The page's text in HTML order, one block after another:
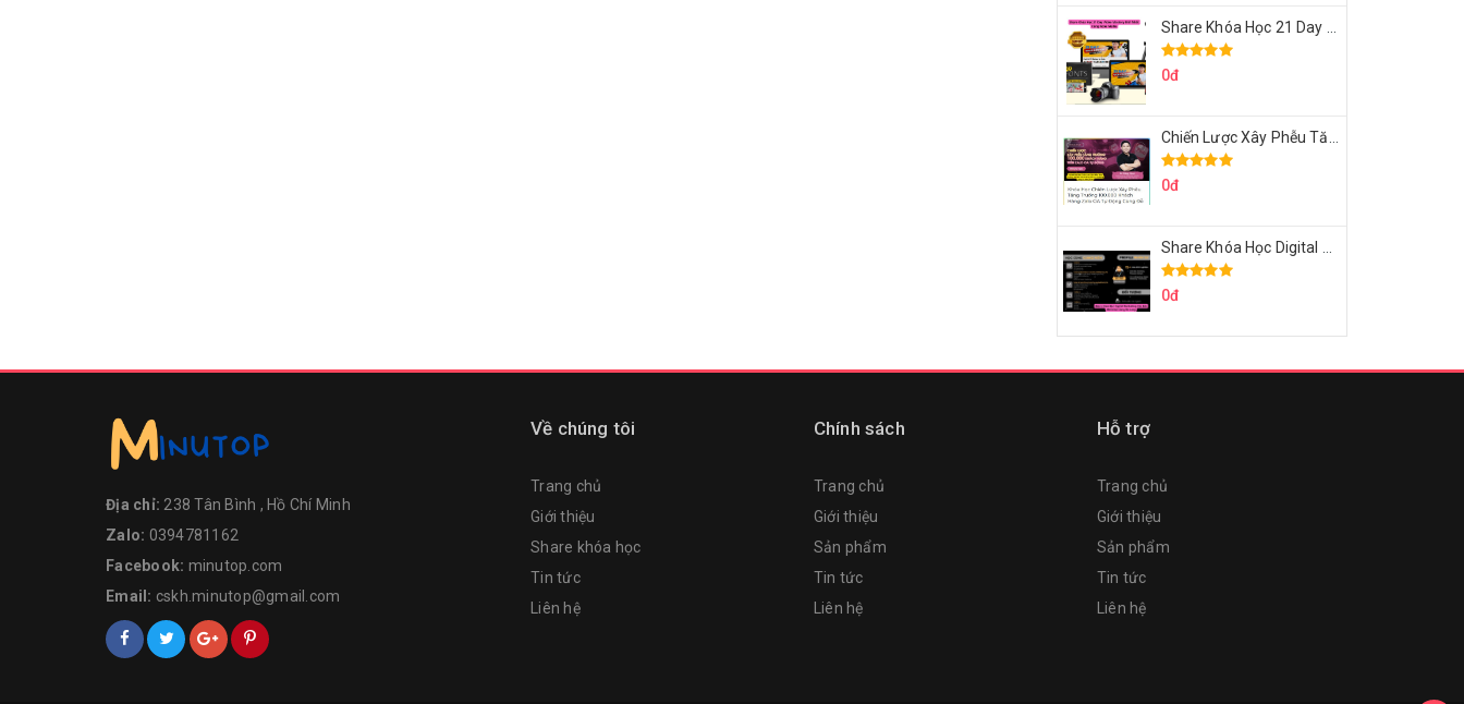
0đ
0đ
0đ
Địa chỉ: 238 Tân Bình , Hồ Chí Minh
Zalo: 0394781162
Facebook: minutop.com
Email: cskh.minutop@gmail.com
Về chúng tôi
Trang chủ
Giới thiệu
Share khóa học
Tin tức
Liên hệ
Chính sách
Trang chủ
Giới thiệu
Sản phẩm
Tin tức
Liên hệ
Hỗ trợ
Trang chủ
Giới thiệu
Sản phẩm
Tin tức
Liên hệ